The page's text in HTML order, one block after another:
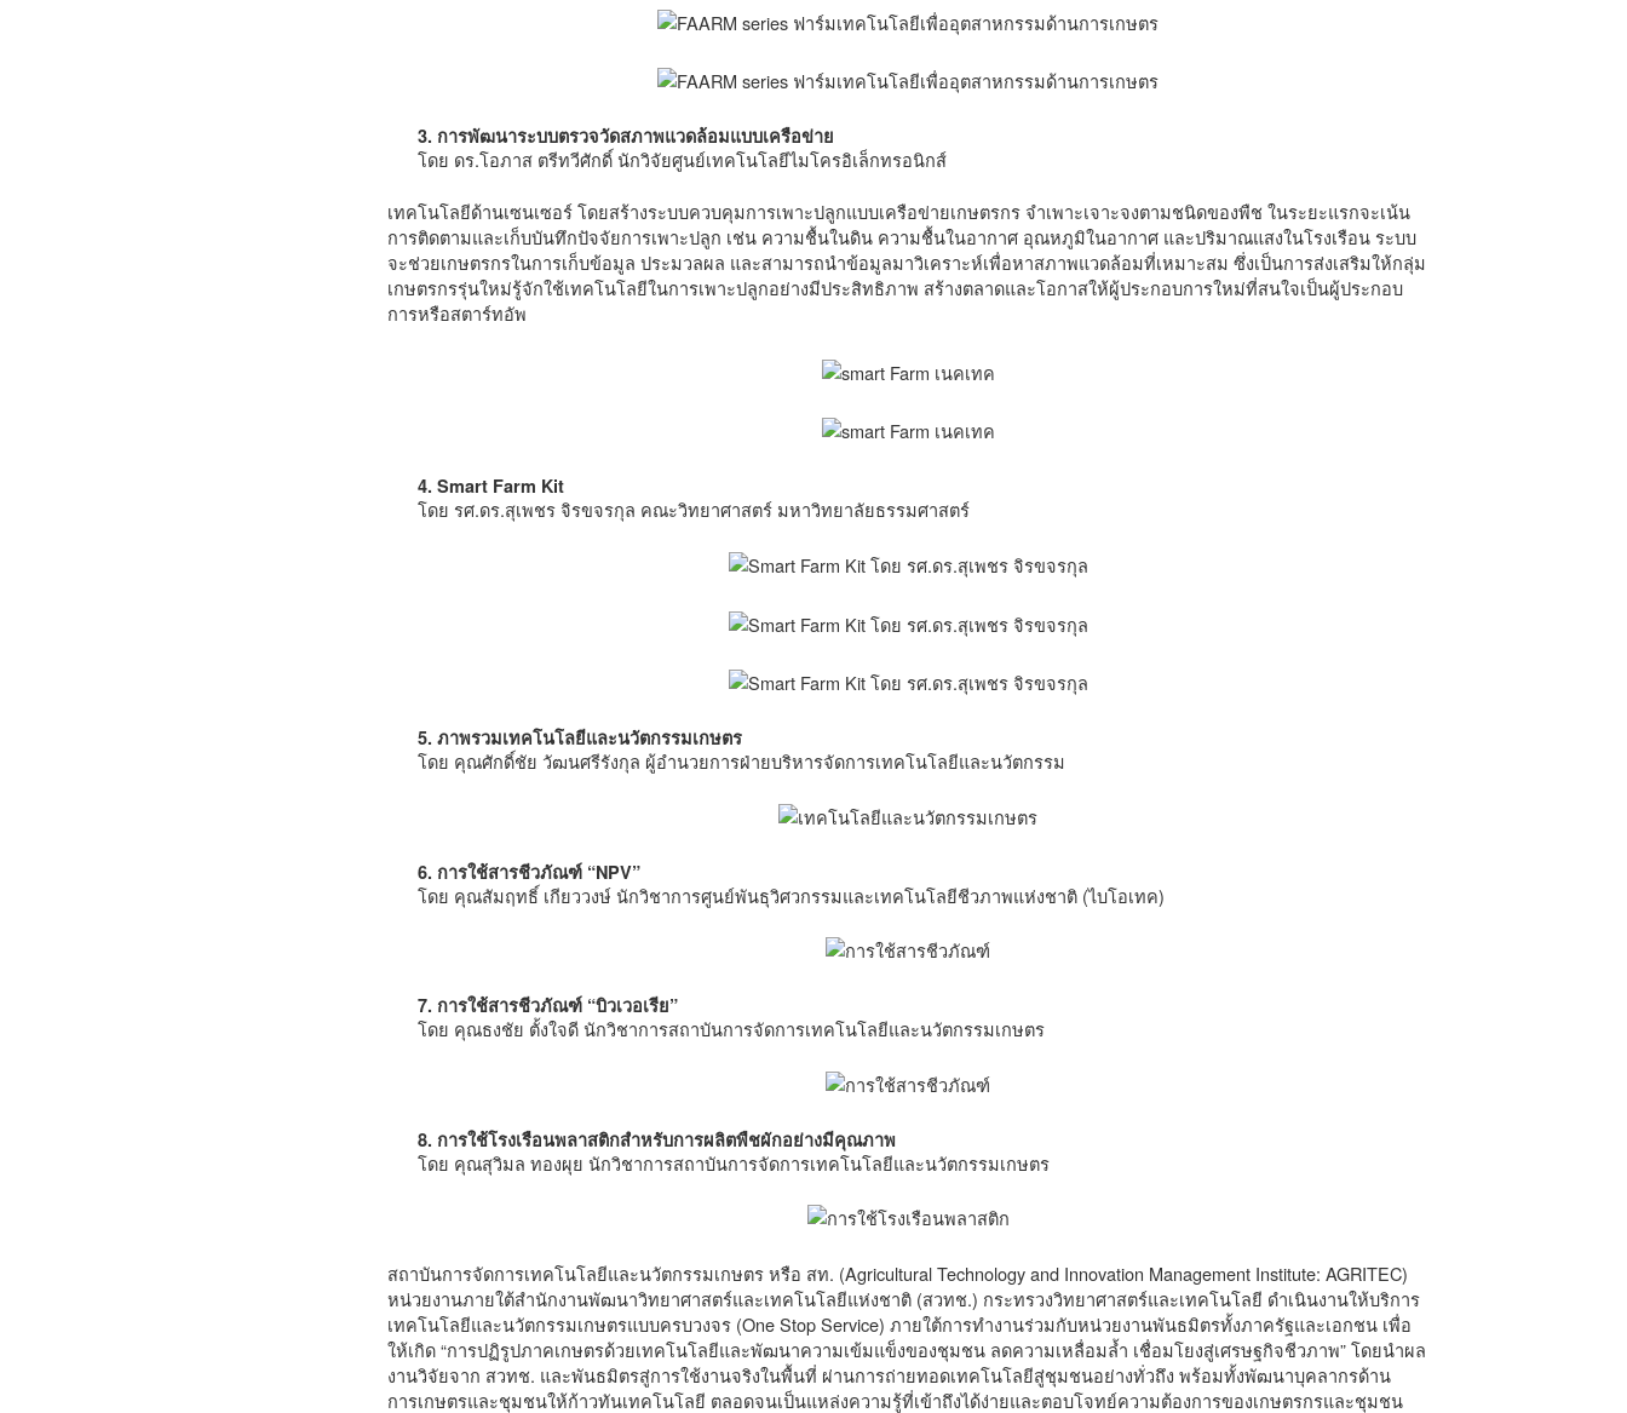
3. การพัฒนาระบบตรวจวัดสภาพแวดล้อมแบบเครือข่าย
โดย ดร.โอภาส ตรีทวีศักดิ์ นักวิจัยศูนย์เทคโนโลยีไมโครอิเล็กทรอนิกส์
เทคโนโลยีด้านเซนเซอร์ โดยสร้างระบบควบคุมการเพาะปลูกแบบเครือข่ายเกษตรกร จำเพาะเจาะจงตามชนิดของพืช ในระยะแรกจะเน้น
การติดตามและเก็บบันทึกปัจจัยการเพาะปลูก เช่น ความชื้นในดิน ความชื้นในอากาศ อุณหภูมิในอากาศ และปริมาณแสงในโรงเรือน ระบบ
จะช่วยเกษตรกรในการเก็บข้อมูล ประมวลผล และสามารถนำข้อมูลมาวิเคราะห์เพื่อหาสภาพแวดล้อมที่เหมาะสม ซึ่งเป็นการส่งเสริมให้กลุ่ม
เกษตรกรรุ่นใหม่รู้จักใช้เทคโนโลยีในการเพาะปลูกอย่างมีประสิทธิภาพ สร้างตลาดและโอกาสให้ผู้ประกอบการใหม่ที่สนใจเป็นผู้ประกอบ
การหรือสตาร์ทอัพ
4. Smart Farm Kit
โดย รศ.ดร.สุเพชร จิรขจรกุล คณะวิทยาศาสตร์ มหาวิทยาลัยธรรมศาสตร์
5. ภาพรวมเทคโนโลยีและนวัตกรรมเกษตร
โดย คุณศักดิ์ชัย วัฒนศรีรังกุล ผู้อำนวยการฝ่ายบริหารจัดการเทคโนโลยีและนวัตกรรม
6. การใช้สารชีวภัณฑ์ “NPV”
โดย คุณสัมฤทธิ์ เกียววงษ์ นักวิชาการศูนย์พันธุวิศวกรรมและเทคโนโลยีชีวภาพแห่งชาติ (ไบโอเทค)
7. การใช้สารชีวภัณฑ์ “บิวเวอเรีย”
โดย คุณธงชัย ตั้งใจดี นักวิชาการสถาบันการจัดการเทคโนโลยีและนวัตกรรมเกษตร
8. การใช้โรงเรือนพลาสติกสำหรับการผลิตพืชผักอย่างมีคุณภาพ
โดย คุณสุวิมล ทองผุย นักวิชาการสถาบันการจัดการเทคโนโลยีและนวัตกรรมเกษตร
สถาบันการจัดการเทคโนโลยีและนวัตกรรมเกษตร หรือ สท. (Agricultural Technology and Innovation Management Institute: AGRITEC)
หน่วยงานภายใต้สำนักงานพัฒนาวิทยาศาสตร์และเทคโนโลยีแห่งชาติ (สวทช.) กระทรวงวิทยาศาสตร์และเทคโนโลยี ดำเนินงานให้บริการ
เทคโนโลยีและนวัตกรรมเกษตรแบบครบวงจร (One Stop Service) ภายใต้การทำงานร่วมกับหน่วยงานพันธมิตรทั้งภาครัฐและเอกชน เพื่อ
ให้เกิด “การปฏิรูปภาคเกษตรด้วยเทคโนโลยีและพัฒนาความเข้มแข็งของชุมชน ลดความเหลื่อมล้ำ เชื่อมโยงสู่เศรษฐกิจชีวภาพ” โดยนำผล
งานวิจัยจาก สวทช. และพันธมิตรสู่การใช้งานจริงในพื้นที่ ผ่านการถ่ายทอดเทคโนโลยีสู่ชุมชนอย่างทั่วถึง พร้อมทั้งพัฒนาบุคลากรด้าน
การเกษตรและชุมชนให้ก้าวทันเทคโนโลยี ตลอดจนเป็นแหล่งความรู้ที่เข้าถึงได้ง่ายและตอบโจทย์ความต้องการของเกษตรกรและชุมชน